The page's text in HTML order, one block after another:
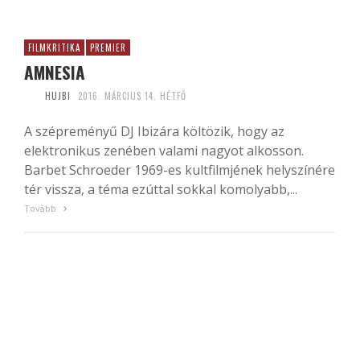
FILMKRITIKA PREMIER
AMNESIA
HUJBI 2016. MÁRCIUS 14. HÉTFŐ
A szépreményű DJ Ibizára költözik, hogy az
elektronikus zenében valami nagyot alkosson.
Barbet Schroeder 1969-es kultfilmjének helyszínére
tér vissza, a téma ezúttal sokkal komolyabb,...
Tovább